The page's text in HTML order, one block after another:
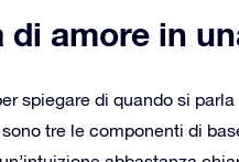
di amore in
spiegare di quando si
tre le componenti di